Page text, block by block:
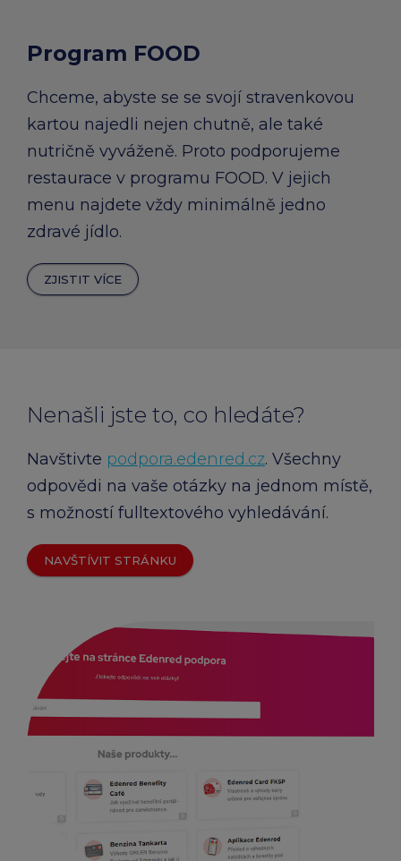
Program FOOD
Chceme, abyste se se svojí stravenkovou
kartou najedli nejen chutně, ale také
nutričně vyváženě. Proto podporujeme
restaurace v programu FOOD. V jejich
menu najdete vždy minimálně jedno
zdravé jídlo.
ZJISTIT VÍCE
Nenašli jste to, co hledáte?
Navštivte podpora.edenred.cz. Všechny
odpovědi na vaše otázky na jednom místě,
s možností fulltextového vyhledávání.
NAVŠTÍVIT STRÁNKU